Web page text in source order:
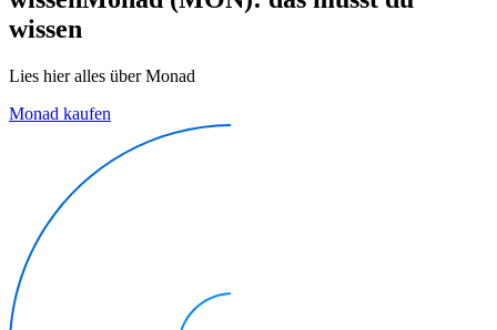
wissen
Lies hier alles über Monad
Monad kaufen